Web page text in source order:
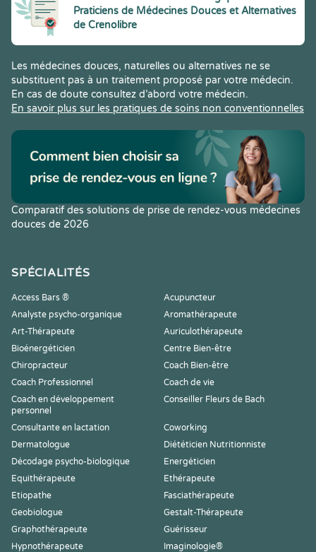
Praticiens de Médecines Douces et Alternatives
de Crenolibre
Les médecines douces, naturelles ou alternatives ne se
substituent pas à un traitement proposé par votre médecin.
En cas de doute consultez d’abord votre médecin.
En savoir plus sur les pratiques de soins non conventionnelles
Comparatif des solutions de prise de rendez-vous médecines
douces de 2026
SPÉCIALITÉS
Access Bars ®
Acupuncteur
Analyste psycho-organique
Aromathérapeute
Art-Thérapeute
Auriculothérapeute
Bioénergéticien
Centre Bien-être
Chiropracteur
Coach Bien-être
Coach Professionnel
Coach de vie
Coach en développement
personnel
Conseiller Fleurs de Bach
Consultante en lactation
Coworking
Dermatologue
Diététicien Nutritionniste
Décodage psycho-biologique
Energéticien
Equithérapeute
Ethérapeute
Etiopathe
Fasciathérapeute
Geobiologue
Gestalt-Thérapeute
Graphothérapeute
Guérisseur
Hypnothérapeute
Imaginologie®